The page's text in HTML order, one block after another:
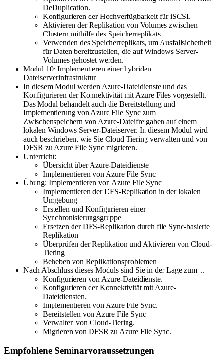
DeDuplication.
Konfigurieren der Hochverfügbarkeit für iSCSI.
Aktivieren der Replikation von Volumes zwischen
Clustern mithilfe des Speicherreplikats.
Verwenden des Speicherreplikats, um Ausfallsicherheit
für Daten bereitzustellen, die auf Windows Server-
Volumes gehostet werden.
Modul 10: Implementieren einer hybriden
Dateiserverinfrastruktur
In diesem Modul werden Azure-Dateidienste und das
Konfigurieren der Konnektivität mit Azure Files vorgestellt.
Das Modul behandelt auch die Bereitstellung und
Implementierung von Azure File Sync zum
Zwischenspeichern von Azure-Dateifreigaben auf einem
lokalen Windows Server-Dateiserver. In diesem Modul wird
auch beschrieben, wie Sie Cloud Tiering verwalten und von
DFSR zu Azure File Sync migrieren.
Unterricht:
Übersicht über Azure-Dateidienste
Implementieren von Azure File Sync
Übung: Implementieren von Azure File Sync
Implementieren der DFS-Replikation in der lokalen
Umgebung
Erstellen und Konfigurieren einer
Synchronisierungsgruppe
Ersetzen der DFS-Replikation durch file Sync-basierte
Replikation
Überprüfen der Replikation und Aktivieren von Cloud-
Tiering
Beheben von Replikationsproblemen
Nach Abschluss dieses Moduls sind Sie in der Lage zum ...
Konfigurieren von Azure-Dateidienste.
Konfigurieren der Konnektivität mit Azure-
Dateidiensten.
Implementieren von Azure File Sync.
Bereitstellen von Azure File Sync
Verwalten von Cloud-Tiering.
Migrieren von DFSR zu Azure File Sync.
Empfohlene Seminarvoraussetzungen